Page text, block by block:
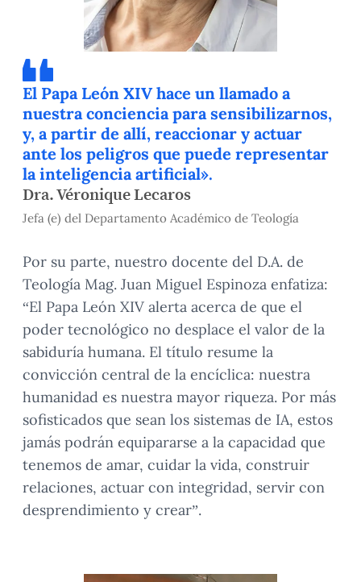
El Papa León XIV hace un llamado a
nuestra conciencia para sensibilizarnos,
y, a partir de allí, reaccionar y actuar
ante los peligros que puede representar
la inteligencia artificial».
Dra. Véronique Lecaros
Jefa (e) del Departamento Académico de Teología
Por su parte, nuestro docente del D.A. de
Teología Mag. Juan Miguel Espinoza enfatiza:
“El Papa León XIV alerta acerca de que el
poder tecnológico no desplace el valor de la
sabiduría humana. El título resume la
convicción central de la encíclica: nuestra
humanidad es nuestra mayor riqueza. Por más
sofisticados que sean los sistemas de IA, estos
jamás podrán equipararse a la capacidad que
tenemos de amar, cuidar la vida, construir
relaciones, actuar con integridad, servir con
desprendimiento y crear”.